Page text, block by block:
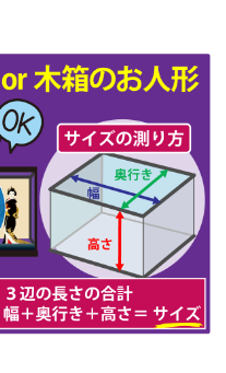
月19日(水)
月8日(木)
月1日(月)
月1日(金)
月17日(火)
月18日(月)
月15日(火)